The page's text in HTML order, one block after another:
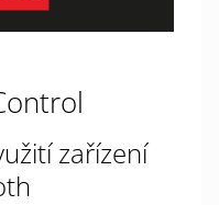
zařízení